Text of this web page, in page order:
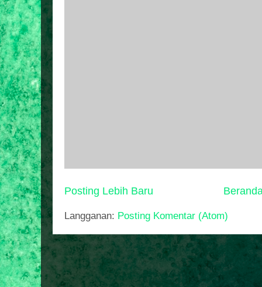
Posting Lebih Baru
Langganan: Posting Komentar (Atom)